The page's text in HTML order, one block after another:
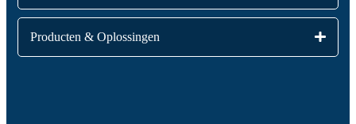
Producten & Oplossingen